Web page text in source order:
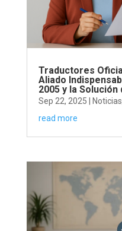
Traductores
Aliado
2005 y la
Sep 22, 2025 Noticias
read more